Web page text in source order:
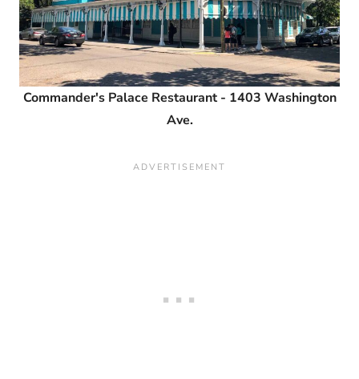
Commander's Palace Restaurant - 1403 Washington
Ave.